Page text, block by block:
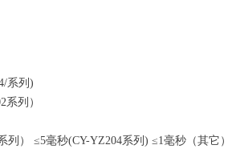
系列)
系列）
列） ≤5毫秒(CY-YZ204系列) ≤1毫秒（其它）